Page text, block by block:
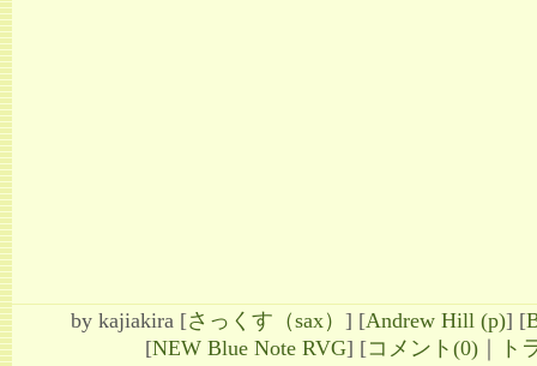
by kajiakira [さっくす（sax） ] [Andrew Hill (p)] [
[NEW Blue Note RVG] [コメント(0) ト